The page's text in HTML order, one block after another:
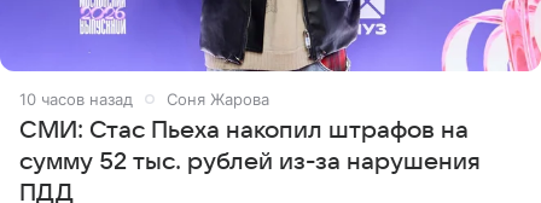
10 часов назад Соня Жарова
СМИ: Стас Пьеха накопил штрафов на
сумму 52 тыс. рублей из-за нарушения
ПДД